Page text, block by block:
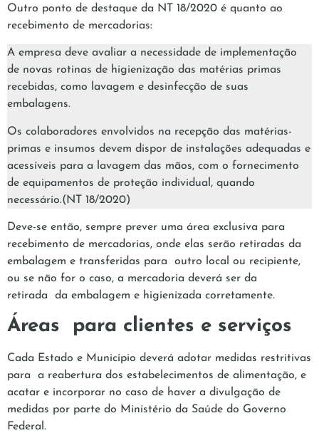
Outro ponto de destaque da NT 18/2020 é quanto ao
recebimento de mercadorias:
A empresa deve avaliar a necessidade de implementação
de novas rotinas de higienização das matérias primas
recebidas, como lavagem e desinfecção de suas
embalagens.
Os colaboradores envolvidos na recepção das matérias-
primas e insumos devem dispor de instalações adequadas e
acessíveis para a lavagem das mãos, com o fornecimento
de equipamentos de proteção individual, quando
necessário.(NT 18/2020)
Deve-se então, sempre prever uma área exclusiva para
recebimento de mercadorias, onde elas serão retiradas da
embalagem e transferidas para outro local ou recipiente,
ou se não for o caso, a mercadoria deverá ser da
retirada da embalagem e higienizada corretamente.
Áreas para clientes e serviços
Cada Estado e Município deverá adotar medidas restritivas
para a reabertura dos estabelecimentos de alimentação, e
acatar e incorporar no caso de haver a divulgação de
medidas por parte do Ministério da Saúde do Governo
Federal.